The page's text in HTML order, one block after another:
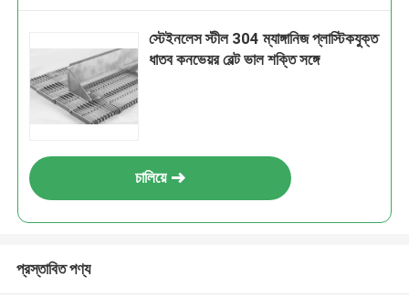
স্টেইনলেস স্টীল 304 ম্যাঙ্গানিজ প্লাস্টিকযুক্ত
ধাতব কনভেয়র বেল্ট ভাল শক্তি সঙ্গে
চালিয়ে
প্রস্তাবিত পণ্য